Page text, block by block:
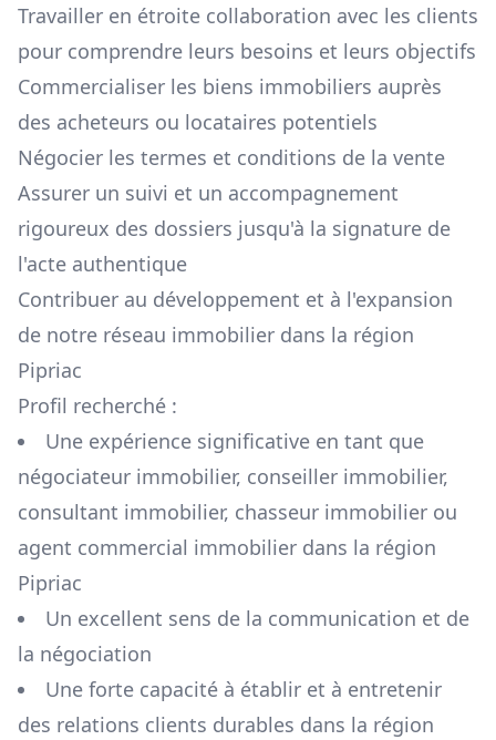
Travailler en étroite collaboration avec les clients
pour comprendre leurs besoins et leurs objectifs
Commercialiser les biens immobiliers auprès
des acheteurs ou locataires potentiels
Négocier les termes et conditions de la vente
Assurer un suivi et un accompagnement
rigoureux des dossiers jusqu'à la signature de
l'acte authentique
Contribuer au développement et à l'expansion
de notre réseau immobilier dans la région
Pipriac
Profil recherché :
Une expérience significative en tant que
négociateur immobilier, conseiller immobilier,
consultant immobilier, chasseur immobilier ou
agent commercial immobilier dans la région
Pipriac
Un excellent sens de la communication et de
la négociation
Une forte capacité à établir et à entretenir
des relations clients durables dans la région